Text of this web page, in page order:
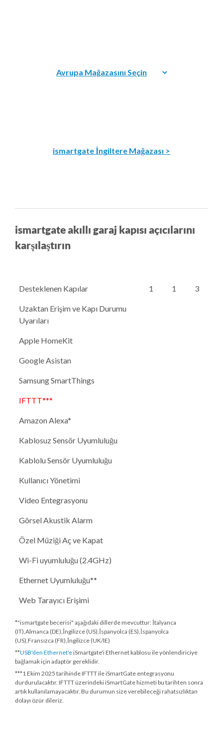
ismartgate İngiltere Mağazası >
ismartgate akıllı garaj kapısı açıcılarını
karşılaştırın
Desteklenen Kapılar 1 1 3
Uzaktan Erişim ve Kapı Durumu
Uyarıları
Apple HomeKit
Google Asistan
Samsung SmartThings
IFTTT***
Amazon Alexa*
Kablosuz Sensör Uyumluluğu
Kablolu Sensör Uyumluluğu
Kullanıcı Yönetimi
Video Entegrasyonu
Görsel Akustik Alarm
Özel Müziği Aç ve Kapat
Wi-Fi uyumluluğu (2.4GHz)
Ethernet Uyumluluğu**
Web Tarayıcı Erişimi
*"ismartgate becerisi" aşağıdaki dillerde mevcuttur: İtalyanca
(IT),Almanca (DE),İngilizce (US),İspanyolca (ES),İspanyolca
(US),Fransızca (FR),İngilizce (UK/IE)
**USB'den Ethernet'eiSmartgate'i Ethernet kablosu ile yönlendiriciye
bağlamak için adaptör gereklidir.
***1 Ekim 2025 tarihindeIFTTT ile iSmartGate entegrasyonu
durdurulacaktır. IFTTT üzerindeki iSmartGate hizmeti bu tarihten sonra
artık kullanılamayacaktır. Bu durumun size verebileceği rahatsızlıktan
dolayı özür dileriz.